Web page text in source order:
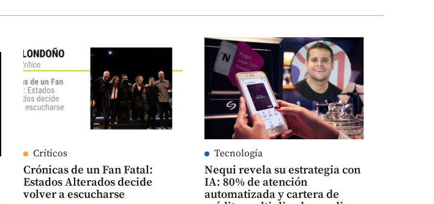
Críticos
Crónicas de un Fan Fatal:
Estados Alterados decide
volver a escucharse
Tecnología
Nequi revela su estrategia con
IA: 80% de atención
automatizada y cartera de